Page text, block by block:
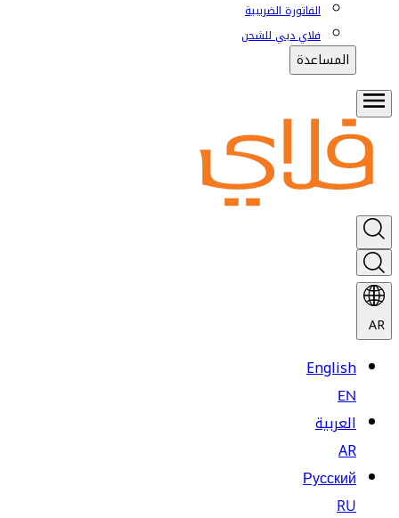
الفاتورة الضريبية
فلاي دبي للشحن
المساعدة
AR
English
EN
العربية
AR
Русский
RU